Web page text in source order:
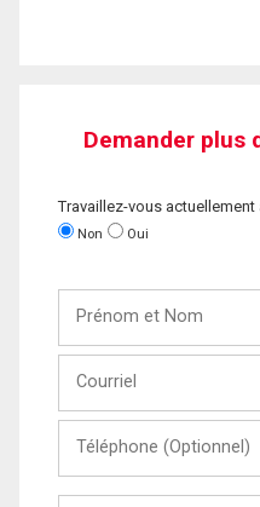
Demander plus
Travaillez-vous actuellement
Non Oui
Nom
(Optionnel)
Message